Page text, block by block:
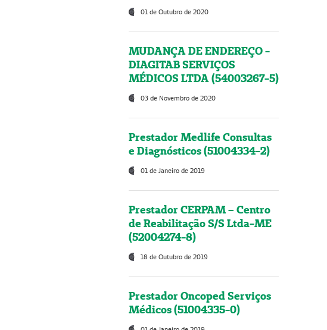
01 de Outubro de 2020
MUDANÇA DE ENDEREÇO -
DIAGITAB SERVIÇOS
MÉDICOS LTDA (54003267-5)
03 de Novembro de 2020
Prestador Medlife Consultas
e Diagnósticos (51004334-2)
01 de Janeiro de 2019
Prestador CERPAM – Centro
de Reabilitação S/S Ltda-ME
(52004274-8)
18 de Outubro de 2019
Prestador Oncoped Serviços
Médicos (51004335-0)